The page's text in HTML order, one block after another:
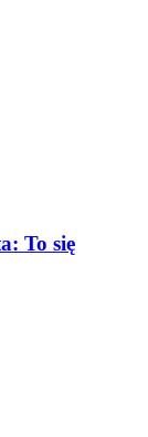
To się